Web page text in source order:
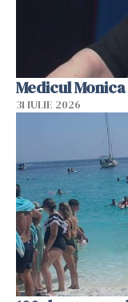
Medicul
31 IULIE 2026